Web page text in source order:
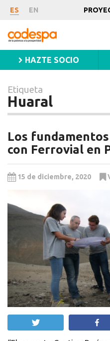
Etiqueta
Huaral
ES EN
CODESPA
HAZTE SOCIO
Etiqueta
Huaral
Los
con Ferrovial en
15 de diciembre, 2020